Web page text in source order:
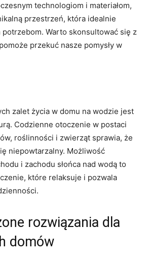
technologiom‍ i ​materiałom,
przestrzeń, która ⁣idealnie
potrzebom. Warto skonsultować się z
przekuć nasze pomysły w
zalet życia w domu na wodzie ⁣jest
Codzienne ‌otoczenie w postaci
roślinności i zwierząt sprawia, że
niepowtarzalny. Możliwość⁤
i zachodu słońca nad wodą‍ to
które relaksuje i pozwala
rozwiązania dla
domów